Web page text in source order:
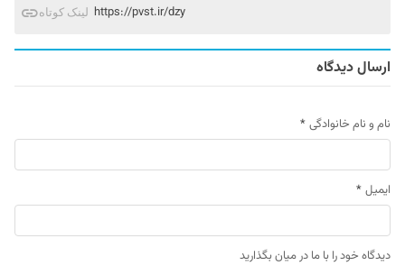
لینک کوتاه https://pvst.ir/dzy
ارسال دیدگاه
نام و نام خانوادگی *
ایمیل *
دیدگاه خود را با ما در میان بگذارید